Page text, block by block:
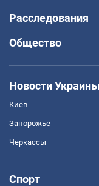
Расследования
Общество
Новости Украины
Киев
Запорожье
Черкассы
Спорт